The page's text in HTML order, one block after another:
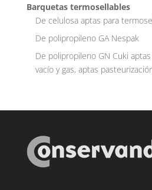
Barquetas termosellables
De celulosa aptas para
De polipropileno GA Nespak
De polipropileno GN Cuki
vacío y gas, aptas